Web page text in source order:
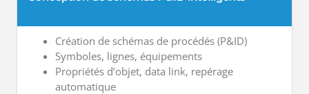
Création de schémas de procédés (P&ID)
Symboles, lignes, équipements
Propriétés d’objet, data link, repérage
automatique